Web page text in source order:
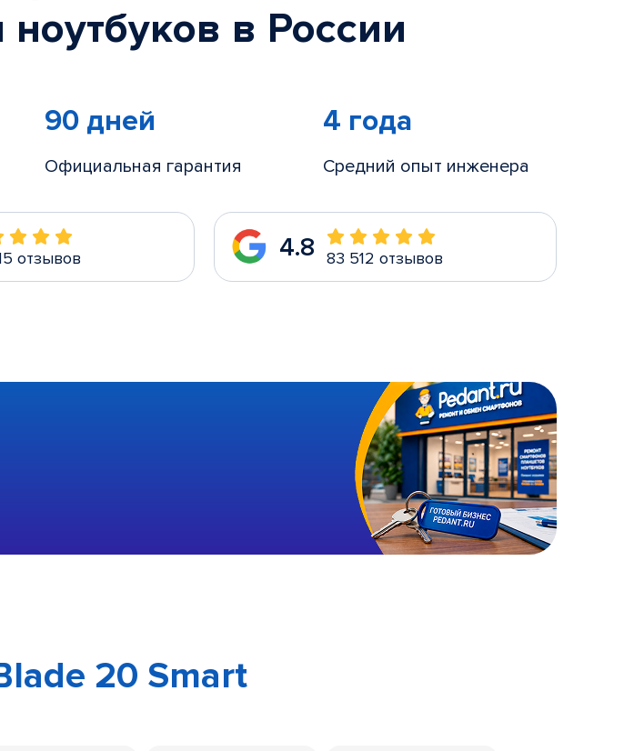
в России
90 дней
Официальная гарантия
4 года
Средний опыт инженера
отзывов 4.8 83 512 отзывов
20 Smart